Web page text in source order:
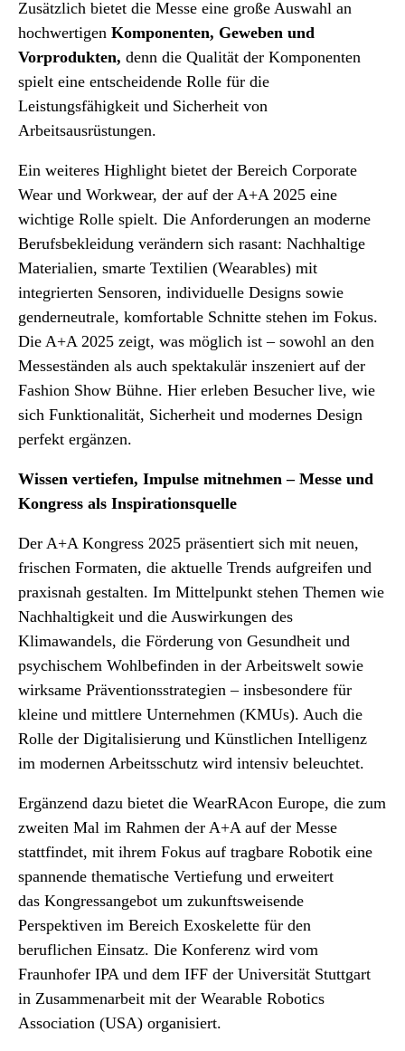
Zusätzlich bietet die Messe eine große Auswahl an
hochwertigen Komponenten, Geweben und
Vorprodukten, denn die Qualität der Komponenten
spielt eine entscheidende Rolle für die
Leistungsfähigkeit und Sicherheit von
Arbeitsausrüstungen.
Ein weiteres Highlight bietet der Bereich Corporate
Wear und Workwear, der auf der A+A 2025 eine
wichtige Rolle spielt. Die Anforderungen an moderne
Berufsbekleidung verändern sich rasant: Nachhaltige
Materialien, smarte Textilien (Wearables) mit
integrierten Sensoren, individuelle Designs sowie
genderneutrale, komfortable Schnitte stehen im Fokus.
Die A+A 2025 zeigt, was möglich ist – sowohl an den
Messeständen als auch spektakulär inszeniert auf der
Fashion Show Bühne. Hier erleben Besucher live, wie
sich Funktionalität, Sicherheit und modernes Design
perfekt ergänzen.
Wissen vertiefen, Impulse mitnehmen – Messe und
Kongress als Inspirationsquelle
Der A+A Kongress 2025 präsentiert sich mit neuen,
frischen Formaten, die aktuelle Trends aufgreifen und
praxisnah gestalten. Im Mittelpunkt stehen Themen wie
Nachhaltigkeit und die Auswirkungen des
Klimawandels, die Förderung von Gesundheit und
psychischem Wohlbefinden in der Arbeitswelt sowie
wirksame Präventionsstrategien – insbesondere für
kleine und mittlere Unternehmen (KMUs). Auch die
Rolle der Digitalisierung und Künstlichen Intelligenz
im modernen Arbeitsschutz wird intensiv beleuchtet.
Ergänzend dazu bietet die WearRAcon Europe, die zum
zweiten Mal im Rahmen der A+A auf der Messe
stattfindet, mit ihrem Fokus auf tragbare Robotik eine
spannende thematische Vertiefung und erweitert
das Kongressangebot um zukunftsweisende
Perspektiven im Bereich Exoskelette für den
beruflichen Einsatz. Die Konferenz wird vom
Fraunhofer IPA und dem IFF der Universität Stuttgart
in Zusammenarbeit mit der Wearable Robotics
Association (USA) organisiert.